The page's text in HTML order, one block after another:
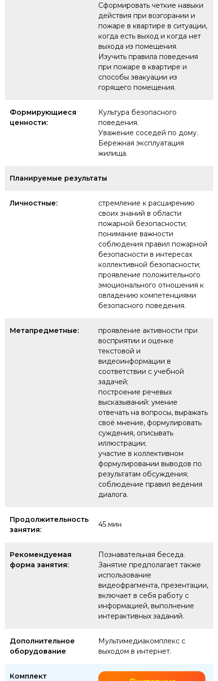
Сформировать четкие навыки
действия при возгорании и
пожаре в квартире в ситуации,
когда есть выход и когда нет
выхода из помещения.
Изучить правила поведения
при пожаре в квартире и
способы эвакуации из
горящего помещения.
Формирующиеся
ценности:
Культура безопасного
поведения.
Уважение соседей по дому.
Бережная эксплуатация
жилища.
Планируемые результаты
Личностные:
стремление к расширению
своих знаний в области
пожарной безопасности;
понимание важности
соблюдения правил пожарной
безопасности в интересах
коллективной безопасности;
проявление положительного
эмоционального отношения к
овладению компетенциями
безопасного поведения.
Метапредметные:
проявление активности при
восприятии и оценке
текстовой и
видеоинформации в
соответствии с учебной
задачей;
построение речевых
высказываний: умение
отвечать на вопросы, выражать
своё мнение, формулировать
суждения, описывать
иллюстрации;
участие в коллективном
формулировании выводов по
результатам обсуждения;
соблюдение правил ведения
диалога.
Продолжительность
занятия:
45 мин
Рекомендуемая
форма занятия:
Познавательная беседа.
Занятие предполагает также
использование
видеофрагмента, презентации,
включает в себя работу с
информацией, выполнение
интерактивных заданий.
Дополнительное
оборудование
Мультимедиакомплекс с
выходом в интернет.
Комплект